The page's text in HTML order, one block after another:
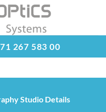
267 583 00
Studio Details